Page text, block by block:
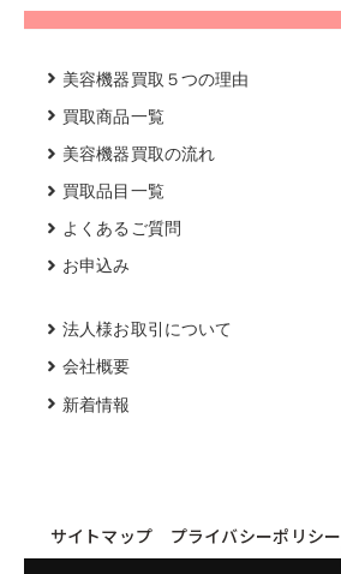
美容機器買取５つの理由
買取商品一覧
美容機器買取の流れ
買取品目一覧
よくあるご質問
お申込み
法人様お取引について
会社概要
新着情報
サイトマップ プライバシーポリシー